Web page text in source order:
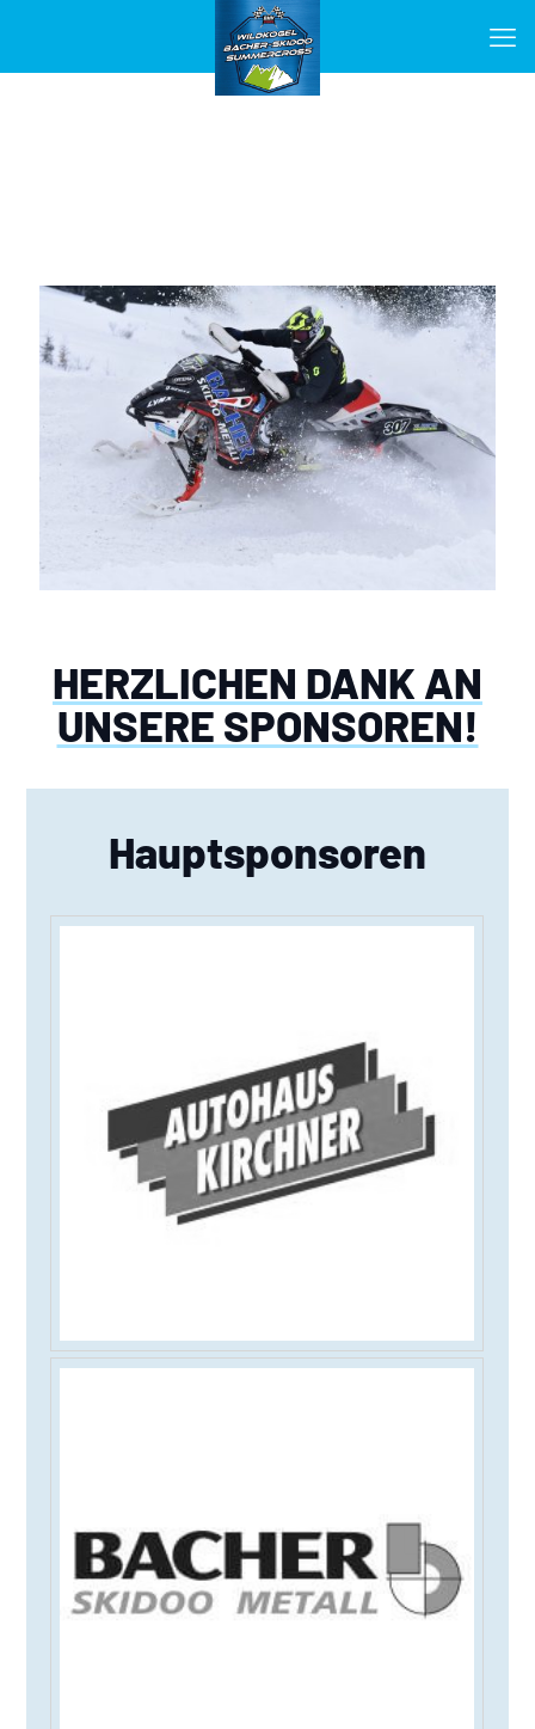
HERZLICHEN DANK AN
UNSERE SPONSOREN!
Hauptsponsoren